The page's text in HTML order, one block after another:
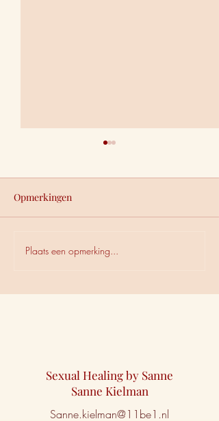
De man of vrouw die net
Opmerkingen
Plaats een opmerking...
Sexual Healing by Sanne
Sanne Kielman
Sanne.kielman@11be1.nl